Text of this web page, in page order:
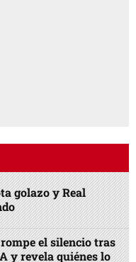
golazo y Real
el silencio tras
y revela quiénes lo